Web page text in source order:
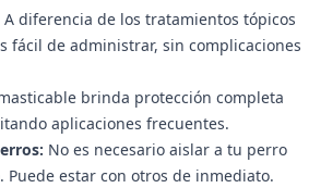
A diferencia de los tratamientos tópicos
fácil de administrar, sin complicaciones
brinda protección completa
aplicaciones frecuentes.
No es necesario aislar a tu perro
estar con otros de inmediato.